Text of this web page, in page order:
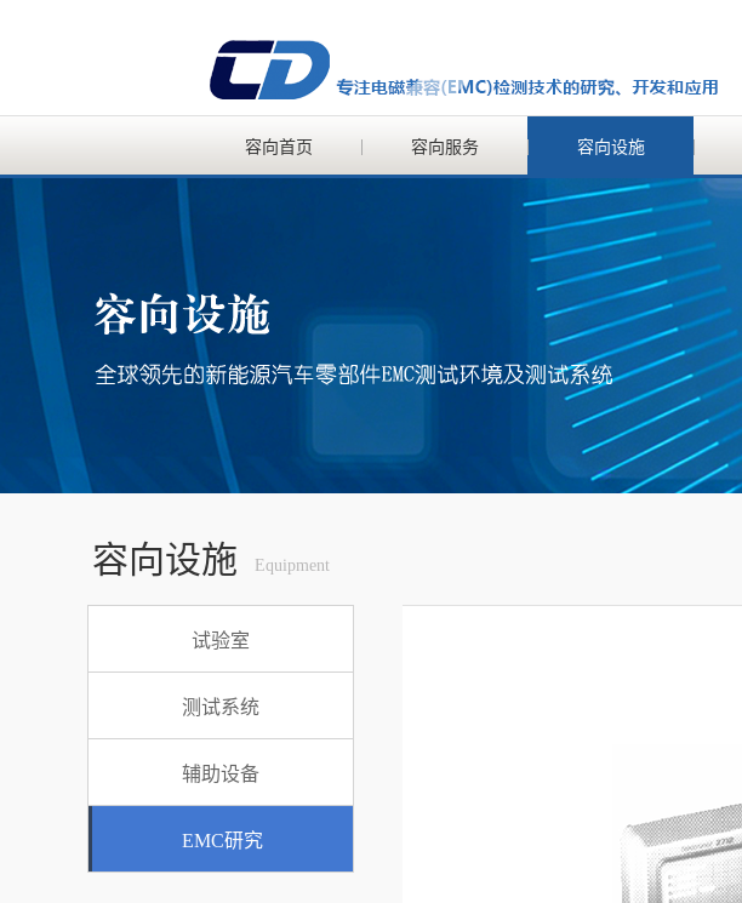
容向首页 容向服务 容向设施
容向设施 Equipment
试验室
测试系统
辅助设备
EMC研究